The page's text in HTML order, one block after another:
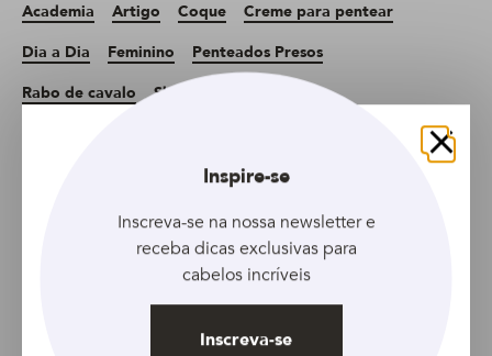
Academia Artigo Coque
Creme para pentear
Dia a Dia
Feminino
Penteados Presos
Rabo de cavalo
Shampoo a seco
Artigo seguinte
Fechar
Inspire-se
Inscreva-se na nossa newsletter e
receba dicas exclusivas para
cabelos incríveis
Inscreva-se